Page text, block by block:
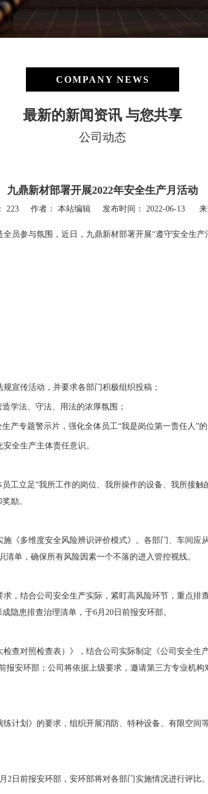
COMPANY NEWS
最新的新闻资讯 与您共享
公司动态
九鼎新材部署开展2022年安全生产月活动
223作者： 本站编辑 发布时间： 2022-06-13 来
参与氛围，近日，九鼎新材部署开展“遵守安全生产
宣传活动，并要求各部门积极组织投稿；
学法、守法、用法的浓厚氛围；
专题警示片，强化全体员工“我是岗位第一责任人”
全生产主体责任意识。
工立足“我所工作的岗位、我所操作的设备、我所接
励。
《多维度安全风险辨识评价模式》。各部门、车间应
单，确保所有风险因素一个不落的进入管控视线。
，结合公司安全生产实际，紧盯高风险环节，重点排
隐患排查治理清单，于6月20日前报安环部。
查对照检查表）》，结合公司实际制定《公司安全生
安环部；公司将依据上级要求，邀请第三方专业机
计划》的要求，组织开展消防、特种设备、有限空间
日前报安环部，安环部将对各部门实施情况进行评比。